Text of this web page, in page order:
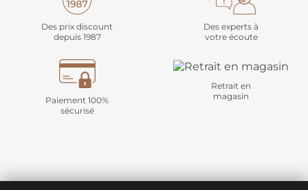
Des prix discount
depuis 1987
Des experts à
votre écoute
Paiement 100%
sécurisé
Retrait en
magasin